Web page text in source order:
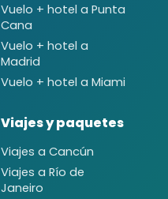
Vuelo + hotel a Punta
Cana
Vuelo + hotel a
Madrid
Vuelo + hotel a Miami
Viajes y paquetes
Viajes a Cancún
Viajes a Río de
Janeiro